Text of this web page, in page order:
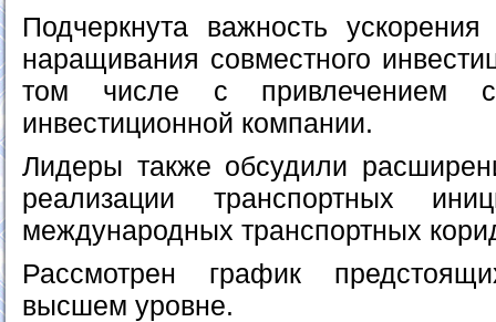
Подчеркнута важность
наращивания совместного
том числе с привлечением
инвестиционной компании.
Лидеры также обсудили
реализации транспортных
международных транспортных
Рассмотрен график
высшем уровне.